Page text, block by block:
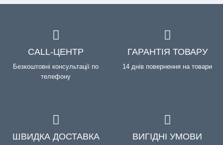
CALL-ЦЕНТР
Безкоштовні консультації по
телефону
ГАРАНТІЯ ТОВАРУ
14 днів повернення на товари
ШВИДКА ДОСТАВКА ВИГІДНІ УМОВИ